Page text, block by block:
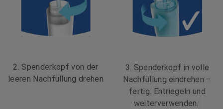
2. Spenderkopf von der
leeren Nachfüllung drehen
3. Spenderkopf in volle
Nachfüllung eindrehen –
fertig. Entriegeln und
weiterverwenden.